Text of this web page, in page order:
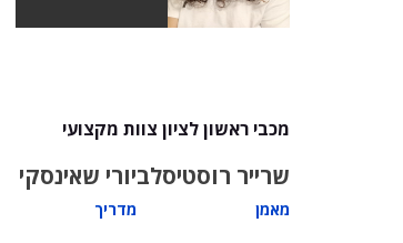
מכבי ראשון לציון צוות מקצועי
שרייר רוסטיסלב
מאמן
יורי שאינסקי
מדריך